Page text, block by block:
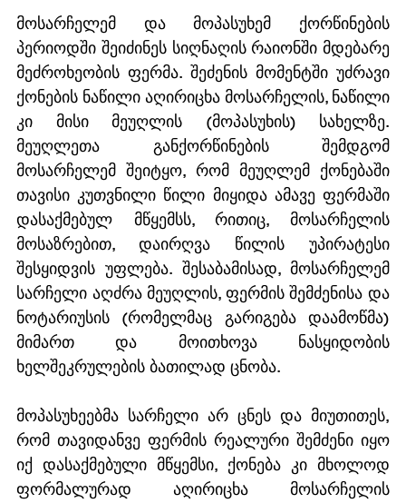
მოსარჩელემ და მოპასუხემ ქორწინების
პერიოდში შეიძინეს სიღნაღის რაიონში მდებარე
მეძროხეობის ფერმა. შეძენის მომენტში უძრავი
ქონების ნაწილი აღირიცხა მოსარჩელის, ნაწილი
კი მისი მეუღლის (მოპასუხის) სახელზე.
მეუღლეთა განქორწინების შემდგომ
მოსარჩელემ შეიტყო, რომ მეუღლემ ქონებაში
თავისი კუთვნილი წილი მიყიდა ამავე ფერმაში
დასაქმებულ მწყემსს, რითიც, მოსარჩელის
მოსაზრებით, დაირღვა წილის უპირატესი
შესყიდვის უფლება. შესაბამისად, მოსარჩელემ
სარჩელი აღძრა მეუღლის, ფერმის შემძენისა და
ნოტარიუსის (რომელმაც გარიგება დაამოწმა)
მიმართ და მოითხოვა ნასყიდობის
ხელშეკრულების ბათილად ცნობა.
მოპასუხეებმა სარჩელი არ ცნეს და მიუთითეს,
რომ თავიდანვე ფერმის რეალური შემძენი იყო
იქ დასაქმებული მწყემსი, ქონება კი მხოლოდ
ფორმალურად აღირიცხა მოსარჩელის